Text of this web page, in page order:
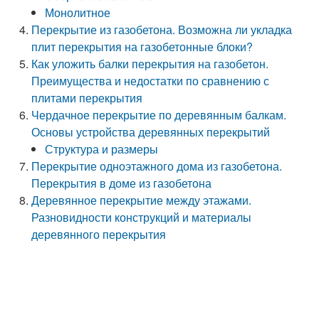
Монолитное
Перекрытие из газобетона. Возможна ли укладка
плит перекрытия на газобетонные блоки?
Как уложить балки перекрытия на газобетон.
Преимущества и недостатки по сравнению с
плитами перекрытия
Чердачное перекрытие по деревянным балкам.
Основы устройства деревянных перекрытий
Структура и размеры
Перекрытие одноэтажного дома из газобетона.
Перекрытия в доме из газобетона
Деревянное перекрытие между этажами.
Разновидности конструкций и материалы
деревянного перекрытия